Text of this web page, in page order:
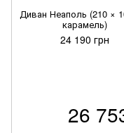
Диван Неаполь (210 ×
карамель)
24 190 грн
26